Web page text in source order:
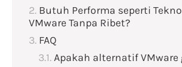
Butuh Performa seperti
VMware Tanpa Ribet?
FAQ
Apakah alternatif VMware